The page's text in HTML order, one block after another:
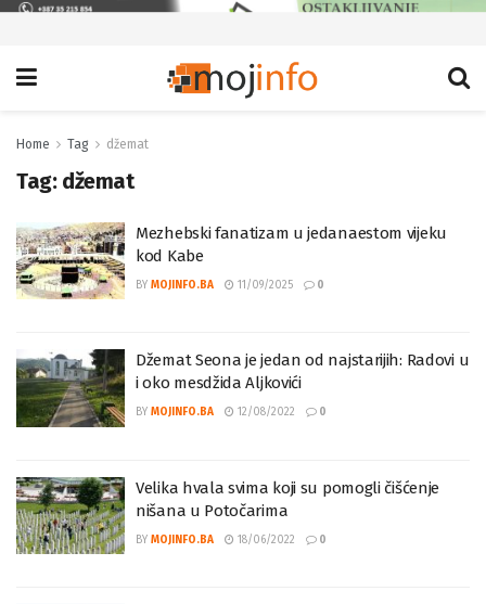
Home Tag džemat
Tag: džemat
Mezhebski fanatizam u jedanaestom vijeku
kod Kabe
BY MOJINFO.BA 11/09/2025 0
Džemat Seona je jedan od najstarijih: Radovi u
i oko mesdžida Aljkovići
BY MOJINFO.BA 12/08/2022 0
Velika hvala svima koji su pomogli čišćenje
nišana u Potočarima
BY MOJINFO.BA 18/06/2022 0